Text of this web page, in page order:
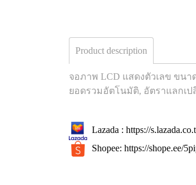
Product description
จอภาพ LCD แสดงตัวเลข ขน
ยอดรวมอัตโนมัติ, อัตราแลกเปลี่
Lazada : https://
Shopee: https://shope.ee/